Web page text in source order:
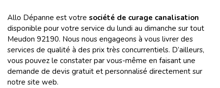
Allo Dépanne est votre société de curage canalisation
disponible pour votre service du lundi au dimanche sur tout
Meudon 92190. Nous nous engageons à vous livrer des
services de qualité à des prix très concurrentiels. D’ailleurs,
vous pouvez le constater par vous-même en faisant une
demande de devis gratuit et personnalisé directement sur
notre site web.